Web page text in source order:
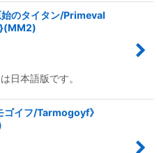
のタイタン/Primeval
日本語版です。
イフ/Tarmogoyf》